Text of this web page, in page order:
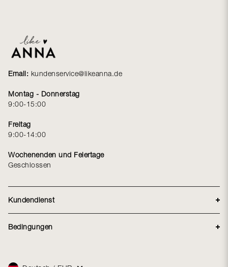
Email: kundenservice@likeanna.de
Montag - Donnerstag
9:00-15:00
Freitag
9:00-14:00
Wochenenden und Feiertage
Geschlossen
Kundendienst
Rücksendung
Größenguide
Bedingungen